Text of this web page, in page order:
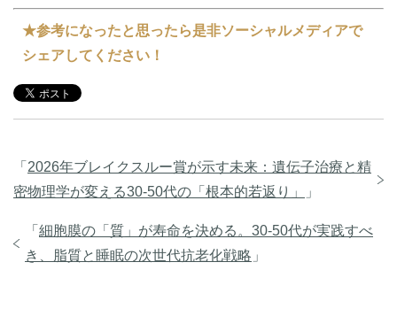
★参考になったと思ったら是非ソーシャルメディアで
シェアしてください！
「 2026年ブレイクスルー賞が示す未来：遺伝子治療と精
密物理学が変える30-50代の「根本的若返り」
」
「 細胞膜の「質」が寿命を決める。30-50代が実践すべ
き、脂質と睡眠の次世代抗老化戦略 」